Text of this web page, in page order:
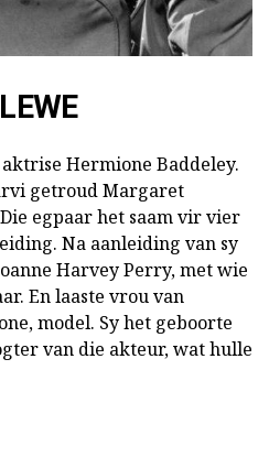
Hermione Baddeley.
getroud Margaret
egpaar het saam vir vier
Na aanleiding van sy
Harvey Perry, met wie
En laaste vrou van
model. Sy het geboorte
van die akteur, wat hulle